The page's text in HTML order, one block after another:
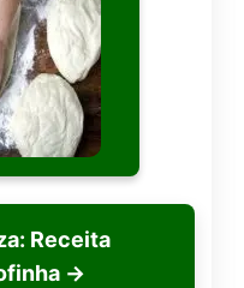
Receita
→